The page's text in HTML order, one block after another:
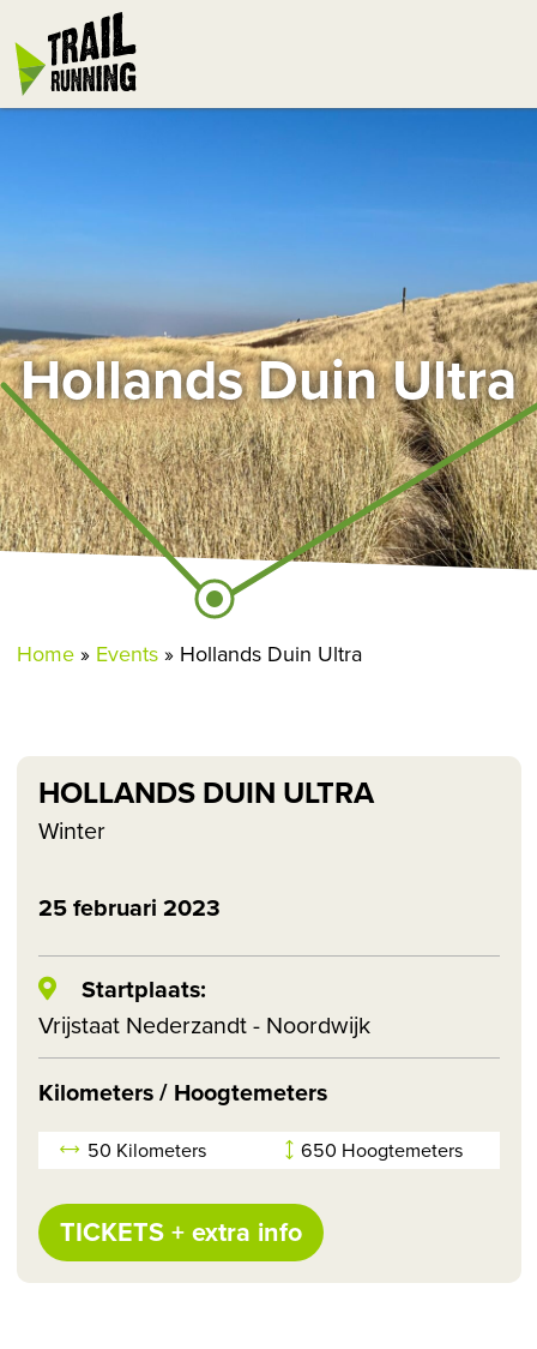
Hollands Duin Ultra
Home» Events» Hollands Duin Ultra
HOLLANDS DUIN ULTRA
Winter
25 februari 2023
Startplaats:
Vrijstaat Nederzandt - Noordwijk
Kilometers / Hoogtemeters
50 Kilometers 650 Hoogtemeters
TICKETS + extra info